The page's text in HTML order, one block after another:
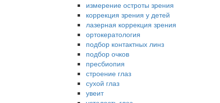
измерение остроты зрения
коррекция зрения у детей
лазерная коррекция зрения
ортокератология
подбор контактных линз
подбор очков
пресбиопия
строение глаз
сухой глаз
увеит